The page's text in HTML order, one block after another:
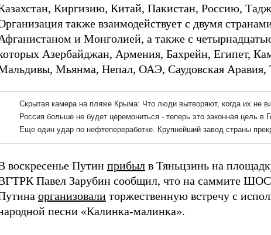
Киргизию, Китай, Пакистан, Россию,
также взаимодействует с двумя
и Монголией, а также с
Азербайджан, Армения, Бахрейн, Египет,
Мьянма, Непал, ОАЭ, Саудовская
воскресенье Путин прибыл в Тяньцзинь на
Павел Зарубин сообщил, что на саммите ШОС
организовали торжественную встречу с
песни «Калинка-малинка».